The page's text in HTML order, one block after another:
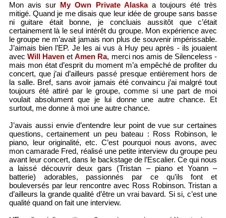
Mon avis sur My Own Private Alaskaa toujours été très
mitigé. Quand je me disais que leur idée de groupe sans basse
ni guitare était bonne, je concluais aussitôt que c’était
certainement là le seul intérêt du groupe. Mon expérience avec
le groupe ne m’avait jamais non plus de souvenir impérissable.
J’aimais bien l’EP. Je les ai vus à Huy peu après - ils jouaient
avecWill Haven etAmen Ra, merci nos amis de Silenceless -
mais mon état d’esprit du moment m’a empêché de profiter du
concert, que j’ai d’ailleurs passé presque entièrement hors de
la salle. Bref, sans avoir jamais été convaincu j’ai malgré tout
toujours été attiré par le groupe, comme si une part de moi
voulait absolument que je lui donne une autre chance. Et
surtout, me donne à moi une autre chance.
J’avais aussi envie d’entendre leur point de vue sur certaines
questions, certainement un peu bateau : Ross Robinson, le
piano, leur originalité, etc. C’est pourquoi nous avons, avec
mon camarade Fred, réalisé une petite interview du groupe peu
avant leur concert, dans le backstage de l’Escalier. Ce qui nous
a laissé découvrir deux gars (Tristan – piano et Yoann –
batterie) adorables, passionnés par ce qu’ils font et
bouleversés par leur rencontre avec Ross Robinson. Tristan a
d’ailleurs la grande qualité d’être un vrai bavard. Si si, c’est une
qualité quand on fait une interview.